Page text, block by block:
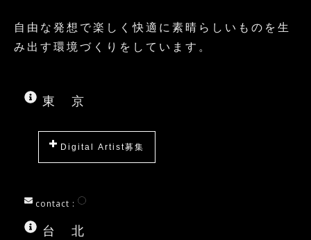
自由な発想で楽しく快適に素晴らしいものを生
み出す環境づくりをしています。
東 京
Digital Artist募集
contact :
台 北